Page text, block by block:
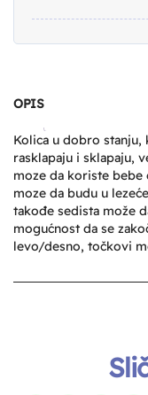
OPIS
Kolica u dobro stanju,
rasklapaju i sklapaju,
moze da koriste bebe
moze da budu u
takođe sedista može
mogućnost da se
levo/desno, točkovi